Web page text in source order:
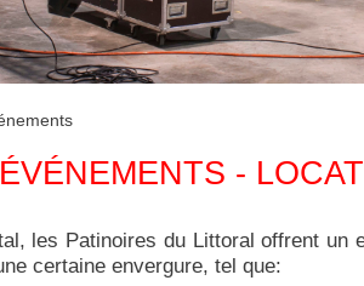
-
les Patinoires du Littoral offrent un
certaine envergure, tel que: